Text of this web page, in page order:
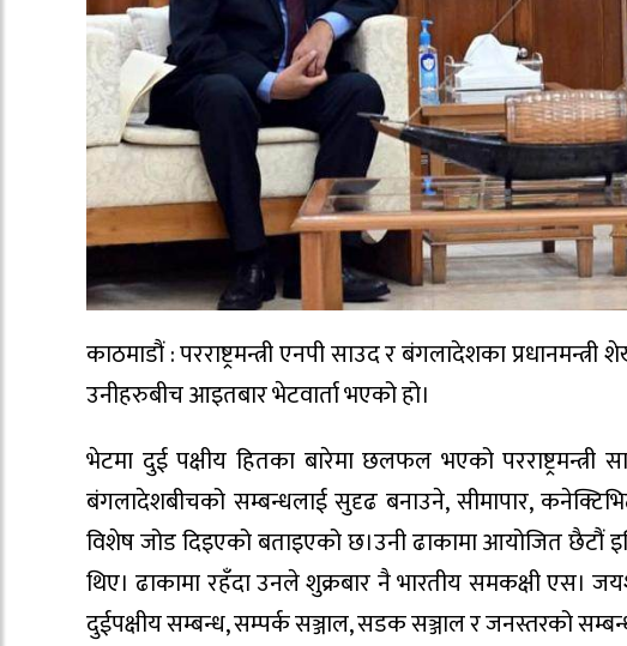
काठमाडौं : परराष्ट्रमन्त्री एनपी साउद र बंगलादेशका
उनीहरुबीच आइतबार भेटवार्ता भएको हो।
भेटमा दुई पक्षीय हितका बारेमा छलफल भएको
बंगलादेशबीचको सम्बन्धलाई सुदृढ बनाउने, सीमापार,
विशेष जोड दिइएको बताइएको छ।उनी ढाकामा आयोजित छैटौं
थिए। ढाकामा रहँदा उनले शुक्रबार नै भारतीय समकक्षी एस।
दुईपक्षीय सम्बन्ध, सम्पर्क सञ्जाल, सडक सञ्जाल र जनस्तरको